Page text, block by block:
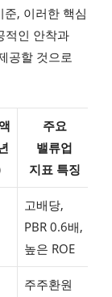
, 이러한 핵심
적인 안착과
공할 것으로
주요
밸류업
지표 특징
고배당,
PBR 0.6배,
높은 ROE
주주환원